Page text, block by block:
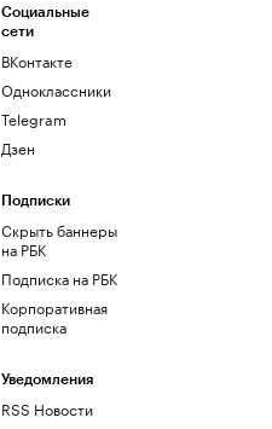
Социальные
сети
ВКонтакте
Одноклассники
Telegram
Дзен
Подписки
Скрыть баннеры
на РБК
Подписка на РБК
Корпоративная
подписка
Уведомления
RSS Новости